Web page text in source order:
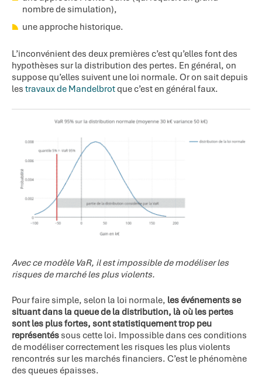
nombre de simulation),
une approche historique.
L’inconvénient des deux premières c’est qu’elles font des
hypothèses sur la distribution des pertes. En général, on
suppose qu’elles suivent une loi normale. Or on sait depuis
les travaux de Mandelbrotque c’est en général faux.
Avec ce modèle VaR, il est impossible de modéliser les
risques de marché les plus violents.
Pour faire simple, selon la loi normale, les événements se
situant dans la queue de la distribution, là où les pertes
sont les plus fortes, sont statistiquement trop peu
représentés sous cette loi. Impossible dans ces conditions
de modéliser correctement les risques les plus violents
rencontrés sur les marchés financiers. C’est le phénomène
des queues épaisses.